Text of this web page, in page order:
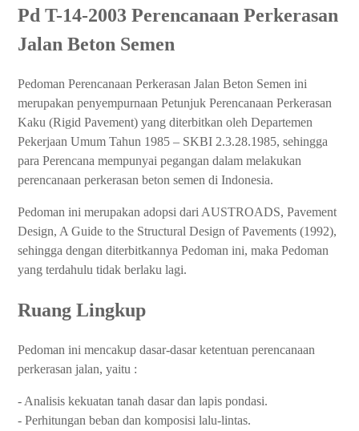
Pd T-14-2003 Perencanaan Perkerasan
Jalan Beton Semen
Pedoman Perencanaan Perkerasan Jalan Beton Semen ini
merupakan penyempurnaan Petunjuk Perencanaan Perkerasan
Kaku (Rigid Pavement) yang diterbitkan oleh Departemen
Pekerjaan Umum Tahun 1985 – SKBI 2.3.28.1985, sehingga
para Perencana mempunyai pegangan dalam melakukan
perencanaan perkerasan beton semen di Indonesia.
Pedoman ini merupakan adopsi dari AUSTROADS, Pavement
Design, A Guide to the Structural Design of Pavements (1992),
sehingga dengan diterbitkannya Pedoman ini, maka Pedoman
yang terdahulu tidak berlaku lagi.
Ruang Lingkup
Pedoman ini mencakup dasar-dasar ketentuan perencanaan
perkerasan jalan, yaitu :
- Analisis kekuatan tanah dasar dan lapis pondasi.
- Perhitungan beban dan komposisi lalu-lintas.